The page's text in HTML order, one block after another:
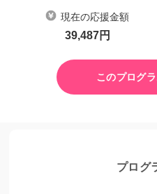
現在の応援金額
39,487円
このプログ
プログ